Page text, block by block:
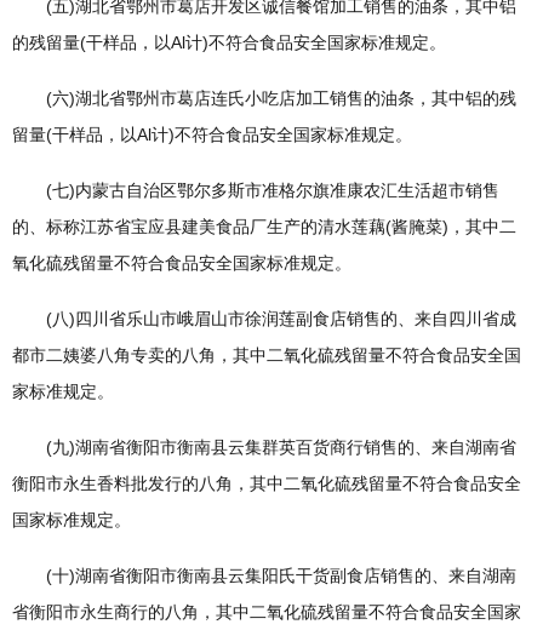
(五)湖北省鄂州市葛店开发区诚信餐馆加工销售的油条，其中铝
的残留量(干样品，以Al计)不符合食品安全国家标准规定。
(六)湖北省鄂州市葛店连氏小吃店加工销售的油条，其中铝的残
留量(干样品，以Al计)不符合食品安全国家标准规定。
(七)内蒙古自治区鄂尔多斯市准格尔旗准康农汇生活超市销售
的、标称江苏省宝应县建美食品厂生产的清水莲藕(酱腌菜)，其中二
氧化硫残留量不符合食品安全国家标准规定。
(八)四川省乐山市峨眉山市徐润莲副食店销售的、来自四川省成
都市二姨婆八角专卖的八角，其中二氧化硫残留量不符合食品安全国
家标准规定。
(九)湖南省衡阳市衡南县云集群英百货商行销售的、来自湖南省
衡阳市永生香料批发行的八角，其中二氧化硫残留量不符合食品安全
国家标准规定。
(十)湖南省衡阳市衡南县云集阳氏干货副食店销售的、来自湖南
省衡阳市永生商行的八角，其中二氧化硫残留量不符合食品安全国家